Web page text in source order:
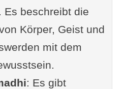
in den
- der
Es beschreibt die
Körper, Geist und
mit dem
: Es gibt